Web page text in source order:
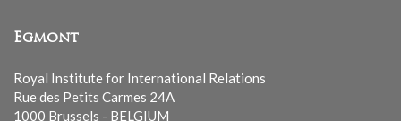
Egmont
Royal Institute for International Relations
Rue des Petits Carmes 24A
1000 Brussels - BELGIUM